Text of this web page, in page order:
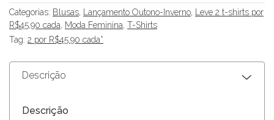
Categorias: Blusas, Lançamento Outono-Inverno, Leve 2 t-shirts por
R$45,90 cada, Moda Feminina, T-Shirts
Tag: 2 por R$45.90 cada*
Descrição
Descrição